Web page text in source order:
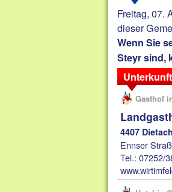
Freitag, 07.
dieser
Wenn Sie
Steyr sind,
Gasthof
4407 Dietach
Ennser
Tel.: 07252/